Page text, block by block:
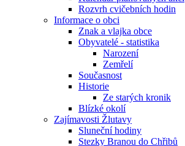
Rozvrh cvičebních hodin
Informace o obci
Znak a vlajka obce
Obyvatelé - statistika
Narození
Zemřelí
Současnost
Historie
Ze starých kronik
Blízké okolí
Zajímavosti Žlutavy
Sluneční hodiny
Stezky Branou do Chřibů